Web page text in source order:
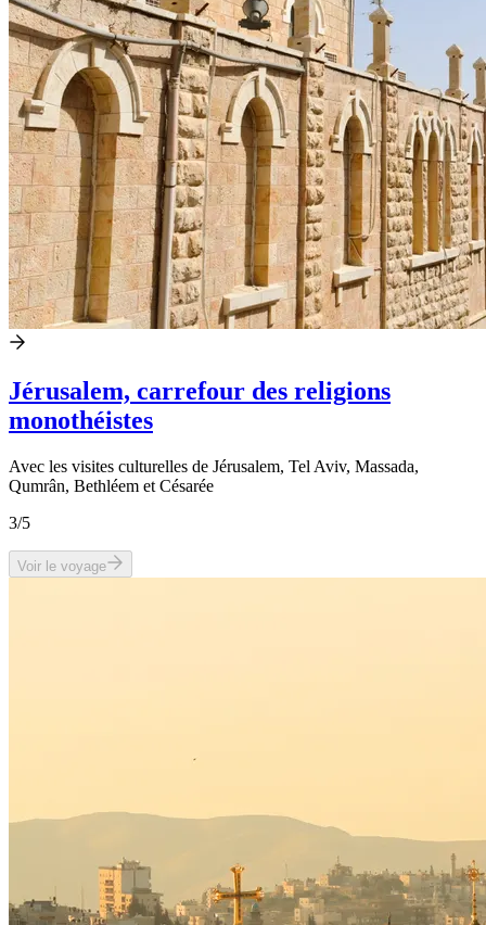
Jérusalem, carrefour des religions
monothéistes
Avec les visites culturelles de Jérusalem, Tel Aviv, Massada,
Qumrân, Bethléem et Césarée
3/5
Voir le voyage